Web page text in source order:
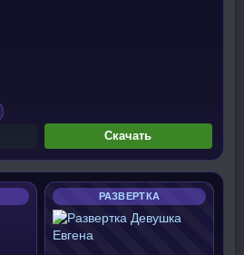
Скачать
РАЗВЕРТКА